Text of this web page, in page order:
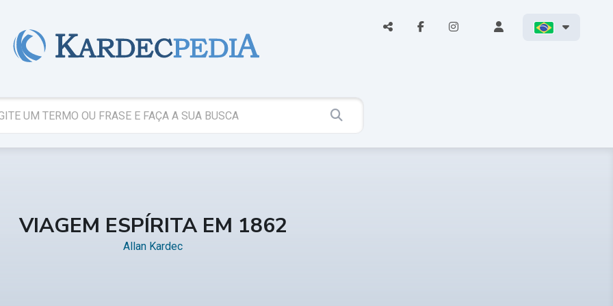
VIAGEM ESPÍRITA EM 1862
Allan Kardec